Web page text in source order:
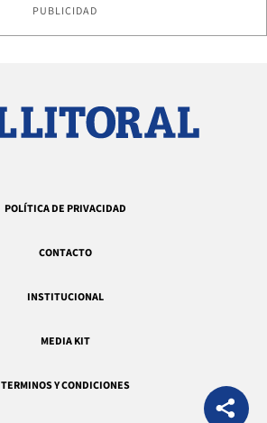
PUBLICIDAD
POLÍTICA DE PRIVACIDAD
CONTACTO
INSTITUCIONAL
MEDIA KIT
TERMINOS Y CONDICIONES